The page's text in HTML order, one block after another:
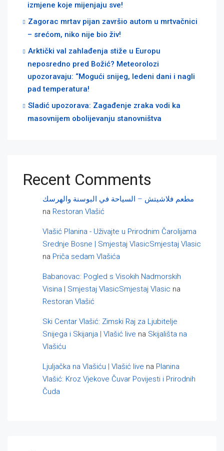
izmjene koje mijenjaju sve!
Zagorac mrtav pijan završio autom u mrtvačnici
– srećom, niko nije bio živ!
Arktički val zahlađenja stiže u Europu
neposredno pred Božić? Meteorolozi
upozoravaju: “Mogući snijeg, ledeni dani i nagli
pad temperatura!
Sladić upozorava: Zagađenje zraka vodi ka
masovnijem obolijevanju stanovništva
Recent Comments
مطعم فلاشيتش – السياحة في البوسنة والهرسك
na Restoran Vlašić
Vlašić Planina - Uživajte u Prirodnim Čarolijama
Srednje Bosne | Smjestaj VlasicSmjestaj Vlasic
na Priča sedam Vlašića
Babanovac: Pogled s Visokih Nadmorskih
Visina | Smjestaj VlasicSmjestaj Vlasic na
Restoran Vlašić
Ski Centar Vlašić: Zimski Raj za Ljubitelje
Snijega i Skijanja | Vlašić live na Skijališta na
Vlašiću
Ljuljačka na Vlašiću | Vlašić live na Planina
Vlašić: Kroz Vjekove Čuvar Povijesti i Prirodnih
Čuda